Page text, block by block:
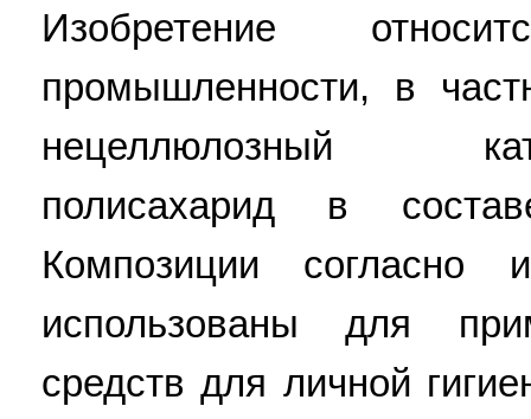
Изобретение
промышленности, в
нецеллюлозный
полисахарид в
Композиции согласно
использованы для
средств для личной